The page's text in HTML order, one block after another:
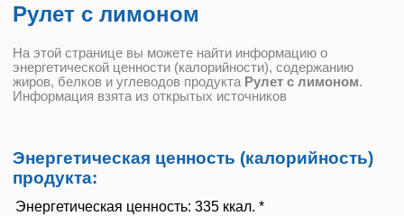
Рулет с лимоном
На этой странице вы можете найти информацию о
энергетической ценности (калорийности), содержанию
жиров, белков и углеводов продукта Рулет с лимоном.
Информация взята из открытых источников
Энергетическая ценность (калорийность)
продукта:
Энергетическая ценность: 335 ккал. *